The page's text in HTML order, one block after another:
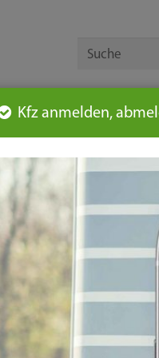
Kfz anmelden,